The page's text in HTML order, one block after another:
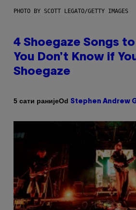
PHOTO BY SCOTT LEGATO/GETTY IMAGES
4 Shoegaze Songs
You Don’t Know if
Shoegaze
5 сати ранијеOd Stephen Andrew